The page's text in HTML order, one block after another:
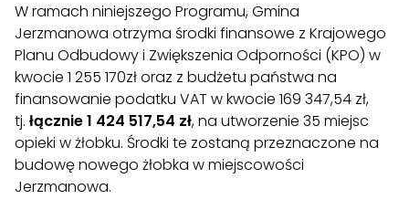
W ramach niniejszego Programu, Gmina
Jerzmanowa otrzyma środki finansowe z Krajowego
Planu Odbudowy i Zwiększenia Odporności (KPO) w
kwocie 1 255 170zł oraz z budżetu państwa na
finansowanie podatku VAT w kwocie 169 347,54 zł,
tj. łącznie 1 424 517,54 zł, na utworzenie 35 miejsc
opieki w żłobku. Środki te zostaną przeznaczone na
budowę nowego żłobka w miejscowości
Jerzmanowa.